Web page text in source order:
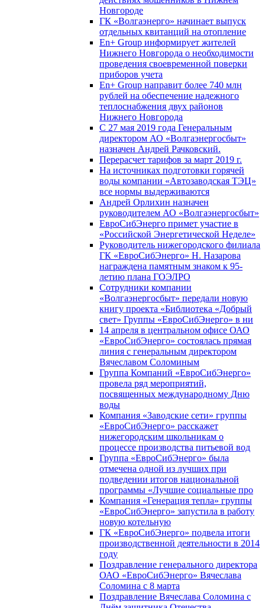
Новгороде
ГК «Волгаэнерго» начинает выпуск
отдельных квитанций на отопление
En+ Group информирует жителей
Нижнего Новгорода о необходимости
проведения своевременной поверки
приборов учета
En+ Group направит более 740 млн
рублей на обеспечение надежного
теплоснабжения двух районов
Нижнего Новгорода
С 27 мая 2019 года Генеральным
директором АО «Волгаэнергосбыт»
назначен Андрей Рачковский.
Перерасчет тарифов за март 2019 г.
На источниках подготовки горячей
воды компании «Автозаводская ТЭЦ»
все нормы выдерживаются
Андрей Орлихин назначен
руководителем АО «Волгаэнергосбыт»
ЕвроСибЭнерго примет участие в
«Российской Энергетической Неделе»
Руководитель нижегородского филиала
ГК «ЕвроСибЭнерго» Н. Назарова
награждена памятным знаком к 95-
летию плана ГОЭЛРО
Сотрудники компании
«Волгаэнергосбыт» передали новую
книгу проекта «Библиотека «Добрый
свет» Группы «ЕвроСибЭнерго» в ни
14 апреля в центральном офисе ОАО
«ЕвроСибЭнерго» состоялась прямая
линия с генеральным директором
Вячеславом Соломиным
Группа Компаний «ЕвроСибЭнерго»
провела ряд мероприятий,
посвященных международному Дню
воды
Компания «Заводские сети» группы
«ЕвроСибЭнерго» расскажет
нижегородским школьникам о
процессе производства питьевой вод
Группа «ЕвроСибЭнерго» была
отмечена одной из лучших при
подведении итогов национальной
программы «Лучшие социальные про
Компания «Генерация тепла» группы
«ЕвроСибЭнерго» запустила в работу
новую котельную
ГК «ЕвроСибЭнерго» подвела итоги
производственной деятельности в 2014
году
Поздравление генерального директора
ОАО «ЕвроСибЭнерго» Вячеслава
Соломина с 8 марта
Поздравление Вячеслава Соломина с